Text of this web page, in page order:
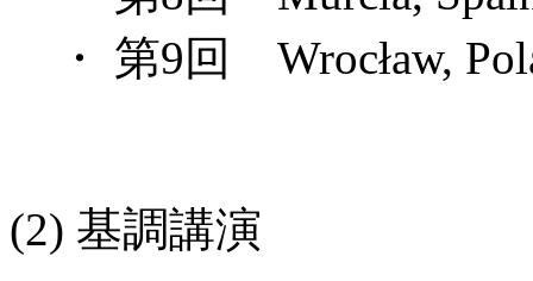
・ 第9回 Wrocław,
(2) 基調講演